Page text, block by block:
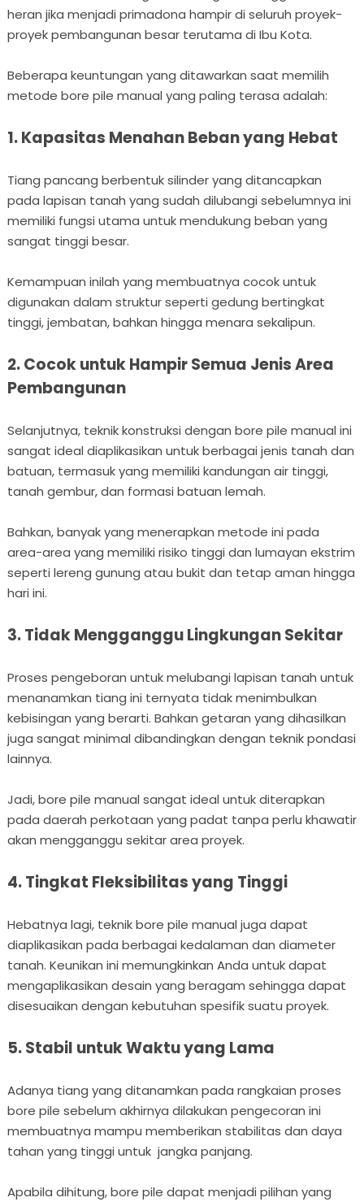
heran jika menjadi primadona hampir di seluruh proyek-
proyek pembangunan besar terutama di Ibu Kota.
Beberapa keuntungan yang ditawarkan saat memilih
metode bore pile manual yang paling terasa adalah:
1. Kapasitas Menahan Beban yang Hebat
Tiang pancang berbentuk silinder yang ditancapkan
pada lapisan tanah yang sudah dilubangi sebelumnya ini
memiliki fungsi utama untuk mendukung beban yang
sangat tinggi besar.
Kemampuan inilah yang membuatnya cocok untuk
digunakan dalam struktur seperti gedung bertingkat
tinggi, jembatan, bahkan hingga menara sekalipun.
2. Cocok untuk Hampir Semua Jenis Area
Pembangunan
Selanjutnya, teknik konstruksi dengan bore pile manual ini
sangat ideal diaplikasikan untuk berbagai jenis tanah dan
batuan, termasuk yang memiliki kandungan air tinggi,
tanah gembur, dan formasi batuan lemah.
Bahkan, banyak yang menerapkan metode ini pada
area-area yang memiliki risiko tinggi dan lumayan ekstrim
seperti lereng gunung atau bukit dan tetap aman hingga
hari ini.
3. Tidak Mengganggu Lingkungan Sekitar
Proses pengeboran untuk melubangi lapisan tanah untuk
menanamkan tiang ini ternyata tidak menimbulkan
kebisingan yang berarti. Bahkan getaran yang dihasilkan
juga sangat minimal dibandingkan dengan teknik pondasi
lainnya.
Jadi, bore pile manual sangat ideal untuk diterapkan
pada daerah perkotaan yang padat tanpa perlu khawatir
akan mengganggu sekitar area proyek.
4. Tingkat Fleksibilitas yang Tinggi
Hebatnya lagi, teknik bore pile manual juga dapat
diaplikasikan pada berbagai kedalaman dan diameter
tanah. Keunikan ini memungkinkan Anda untuk dapat
mengaplikasikan desain yang beragam sehingga dapat
disesuaikan dengan kebutuhan spesifik suatu proyek.
5. Stabil untuk Waktu yang Lama
Adanya tiang yang ditanamkan pada rangkaian proses
bore pile sebelum akhirnya dilakukan pengecoran ini
membuatnya mampu memberikan stabilitas dan daya
tahan yang tinggi untuk jangka panjang.
Apabila dihitung, bore pile dapat menjadi pilihan yang